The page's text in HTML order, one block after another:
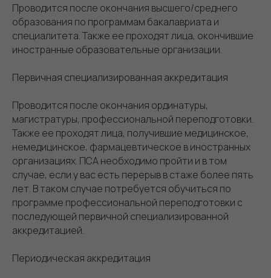
Проводится после окончания высшего/среднего
образования по программам бакалавриата и
специалитета. Также ее проходят лица, окончившие
иностранные образовательные организации.
Первичная специализированная аккредитация
Проводится после окончания ординатуры,
магистратуры, профессиональной переподготовки.
Также ее проходят лица, получившие медицинское,
немедицинское, фармацевтическое в иностранных
организациях. ПСА необходимо пройти и в том
случае, если у вас есть перерыв в стаже более пять
лет. В таком случае потребуется обучиться по
программе профессиональной переподготовки с
последующей первичной специализированной
аккредитацией.
Периодическая аккредитация